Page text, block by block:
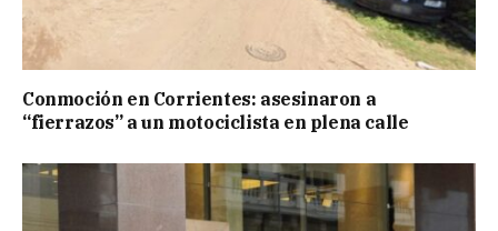
Conmoción en Corrientes: asesinaron a
“fierrazos” a un motociclista en plena calle